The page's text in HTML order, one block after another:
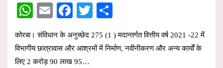
W
at
s
E
m
ail
F
ce
b
T
tt ar
कोरबा। संविधान के अनुच्छेद 275 (1 ) मदान्तर्गत वित्तीय वर्ष 2021 -22 में
विभागीय छात्रावास और आश्रमों में निर्माण, नवीनीकरण और अन्य कार्यों के
लिए 2 करोड़ 90 लाख 95…